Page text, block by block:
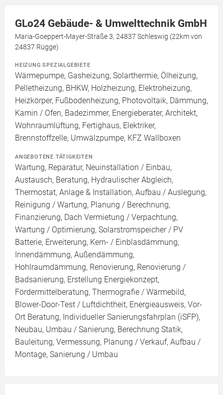
GLo24 Gebäude- & Umwelttechnik GmbH
Maria-Goeppert-Mayer-Straße 3, 24837 Schleswig (22km von
24837 Rügge)
HEIZUNG SPEZIALGEBIETE
Wärmepumpe, Gasheizung, Solarthermie, Ölheizung,
Pelletheizung, BHKW, Holzheizung, Elektroheizung,
Heizkörper, Fußbodenheizung, Photovoltaik, Dämmung,
Kamin / Ofen, Badezimmer, Energieberater, Architekt,
Wohnraumlüftung, Fertighaus, Elektriker,
Brennstoffzelle, Umwälzpumpe, KFZ Wallboxen
ANGEBOTENE TÄTIGKEITEN
Wartung, Reparatur, Neuinstallation / Einbau,
Austausch, Beratung, Hydraulischer Abgleich,
Thermostat, Anlage & Installation, Aufbau / Auslegung,
Reinigung / Wartung, Planung / Berechnung,
Finanzierung, Dach Vermietung / Verpachtung,
Wartung / Optimierung, Solarstromspeicher / PV
Batterie, Erweiterung, Kern- / Einblasdämmung,
Innendämmung, Außendämmung,
Hohlraumdämmung, Renovierung, Renovierung /
Badsanierung, Erstellung Energiekonzept,
Fördermittelberatung, Thermografie / Wärmebild,
Blower-Door-Test / Luftdichtheit, Energieausweis, Vor-
Ort Beratung, Individueller Sanierungsfahrplan (iSFP),
Neubau, Umbau / Sanierung, Berechnung Statik,
Bauleitung, Vermessung, Planung / Verkauf, Aufbau /
Montage, Sanierung / Umbau